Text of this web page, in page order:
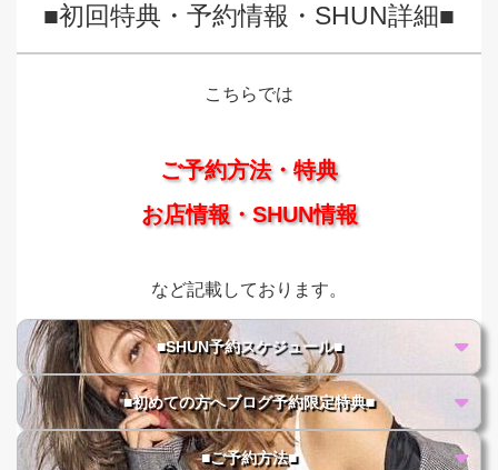
■初回特典・予約情報・SHUN詳細■
こちらでは
ご予約方法・特典
お店情報・SHUN情報
など記載しております。
■SHUN予約スケジュール■
■初めての方へブログ予約限定特典■
■ご予約方法■